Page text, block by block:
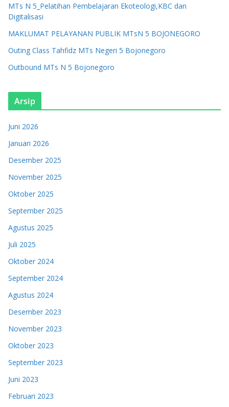
MTs N 5_Pelatihan Pembelajaran Ekoteologi,KBC dan
Digitalisasi
MAKLUMAT PELAYANAN PUBLIK MTsN 5 BOJONEGORO
Outing Class Tahfidz MTs Negeri 5 Bojonegoro
Outbound MTs N 5 Bojonegoro
Arsip
Juni 2026
Januari 2026
Desember 2025
November 2025
Oktober 2025
September 2025
Agustus 2025
Juli 2025
Oktober 2024
September 2024
Agustus 2024
Desember 2023
November 2023
Oktober 2023
September 2023
Juni 2023
Februari 2023